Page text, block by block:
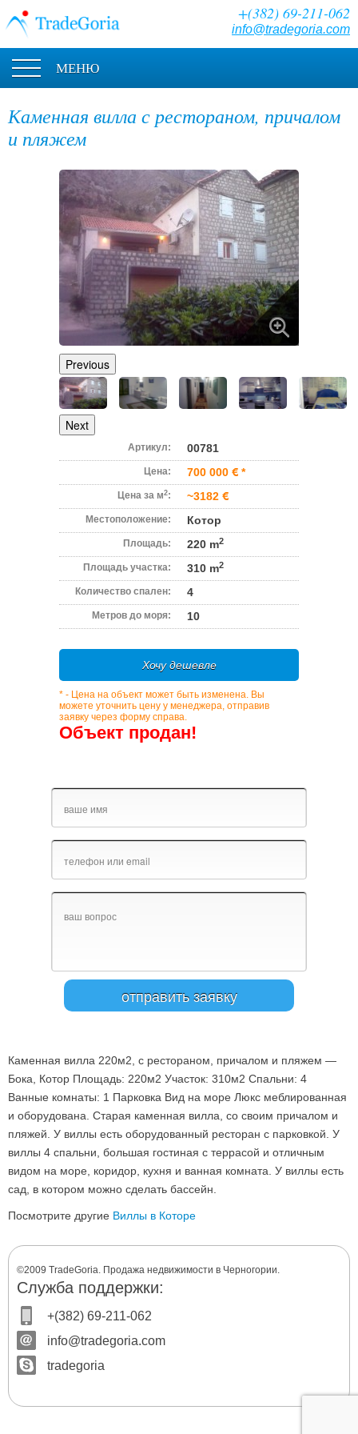
+(382) 69-211-062
info@tradegoria.com
МЕНЮ
Каменная вилла с рестораном, причалом
и пляжем
Previous
Next
Артикул: 00781
Цена: 700 000 *
Цена за м2: ~3182
Местоположение: Котор
Площадь: 220 m2
Площадь участка: 310 m2
Количество спален: 4
Метров до моря: 10
Хочу дешевле
* - Цена на объект может быть изменена. Вы
можете уточнить цену у менеджера, отправив
заявку через форму справа.
Объект продан!
Каменная вилла 220м2, с рестораном, причалом и пляжем —
Бока, Котор Площадь: 220м2 Участок: 310м2 Спальни: 4
Ванные комнаты: 1 Парковка Вид на море Люкс меблированная
и оборудована. Старая каменная вилла, сo своим причалом и
пляжей. У виллы есть оборудованный ресторан с парковкой. У
виллы 4 спальни, большая гостиная с террасой и отличным
видом на море, коридор, кухня и ванная комната. У виллы есть
сад, в котором можно сделать бассейн.
Посмотрите другие Виллы в Которе
©2009 TradeGoria. Продажа недвижимости в Черногории.
Служба поддержки:
+(382) 69-211-062
info@tradegoria.com
tradegoria